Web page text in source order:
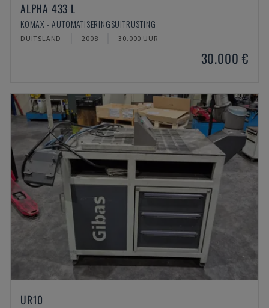
ALPHA 433 L
KOMAX - AUTOMATISERINGSUITRUSTING
DUITSLAND 2008 30.000 UUR
30.000 €
UR10